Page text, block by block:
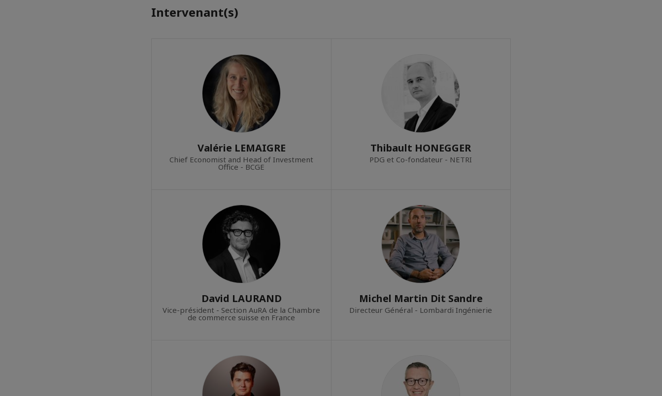
Intervenant(s)
Valérie LEMAIGRE
Chief Economist and Head of Investment
Office - BCGE
Thibault HONEGGER
PDG et Co-fondateur - NETRI
David LAURAND
Vice-président - Section AuRA de la Chambre
de commerce suisse en France
Michel Martin Dit Sandre
Directeur Général - Lombardi Ingénierie